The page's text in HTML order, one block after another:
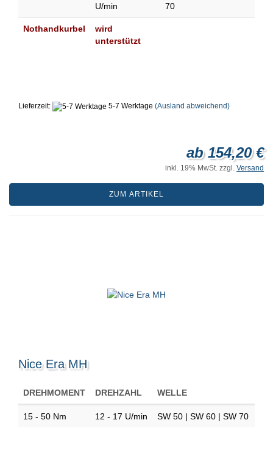
U/min
70
Nothandkurbel
wird
unterstützt
Lieferzeit: 5-7 Werktage (Ausland abweichend)
ab 154,20 €
inkl. 19% MwSt. zzgl. Versand
ZUM ARTIKEL
Nice Era MH
DREHMOMENT DREHZAHL WELLE
15 - 50 Nm 12 - 17 U/min SW 50 | SW 60 | SW 70